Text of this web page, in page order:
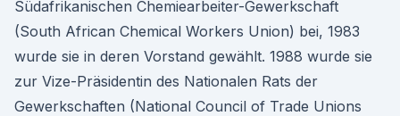
Südafrikanischen Chemiearbeiter-Gewerkschaft
(South African Chemical Workers Union) bei, 1983
wurde sie in deren Vorstand gewählt. 1988 wurde sie
zur Vize-Präsidentin des Nationalen Rats der
Gewerkschaften (National Council of Trade Unions